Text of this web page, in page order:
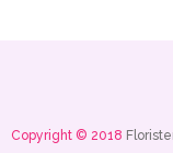
Copyright © 2018